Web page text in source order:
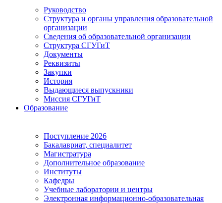
Руководство
Структура и органы управления образовательной
организации
Сведения об образовательной организации
Структура СГУГиТ
Документы
Реквизиты
Закупки
История
Выдающиеся выпускники
Миссия СГУГиТ
Образование
Поступление 2026
Бакалавриат, специалитет
Магистратура
Дополнительное образование
Институты
Кафедры
Учебные лаборатории и центры
Электронная информационно-образовательная